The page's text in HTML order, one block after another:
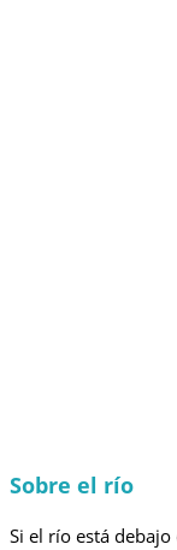
Sobre el río
Si el río está